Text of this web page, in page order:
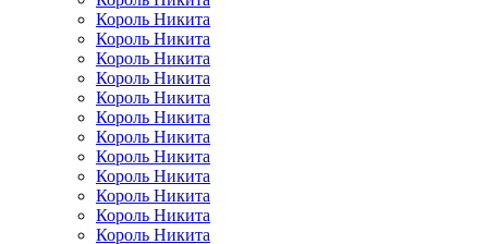
Король Никита
Король Никита
Король Никита
Король Никита
Король Никита
Король Никита
Король Никита
Король Никита
Король Никита
Король Никита
Король Никита
Король Никита